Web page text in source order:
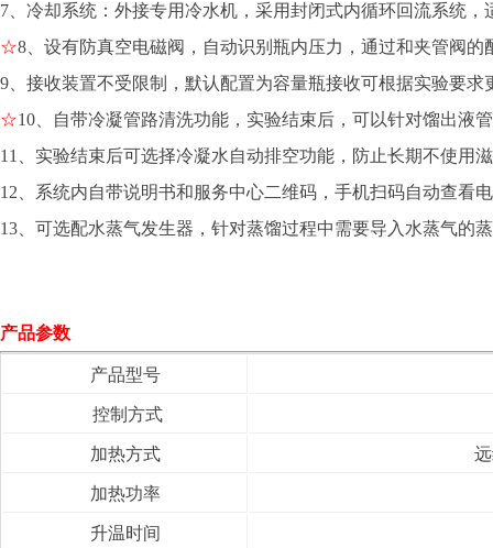
7、冷却系统：外接专用冷水机，采用封闭式内循环回流系统
☆8、设有防真空电磁阀，自动识别瓶内压力，通过和夹管阀
9、接收装置不受限制，默认配置为容量瓶接收可根据实验要
☆10、自带冷凝管路清洗功能，实验结束后，可以针对馏出液
11、实验结束后可选择冷凝水自动排空功能，防止长期不使用
12、系统内自带说明书和服务中心二维码，手机扫码自动查看
13、可选配水蒸气发生器，针对蒸馏过程中需要导入水蒸气的
产品参数
产品型号
控制方式
加热方式
加热功率
升温时间